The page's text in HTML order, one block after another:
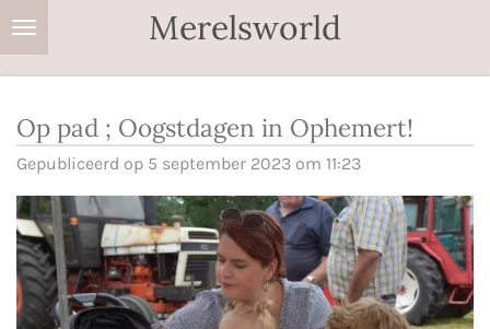
Ga
direct
hoofdinhoud
Merelsworld
Op pad ; Oogstdagen in Ophemert!
Gepubliceerd op 5 september 2023 om 11:23